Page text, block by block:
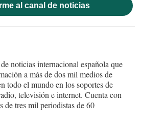
al canal de noticias
noticias internacional española que
a más de dos mil medios de
todo el mundo en los soportes de
televisión e internet. Cuenta con
de tres mil periodistas de 60